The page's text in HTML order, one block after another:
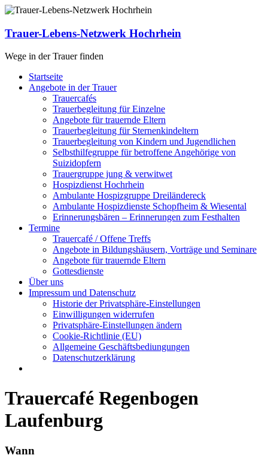
Zum
springen
Trauer-Lebens-Netzwerk Hochrhein
Wege in der Trauer finden
Menü
Startseite
Angebote in der Trauer
Trauercafés
Trauerbegleitung für Einzelne
Angebote für trauernde Eltern
Trauerbegleitung für Sternenkindeltern
Trauerbegleitung von Kindern und Jugendlichen
Selbsthilfegruppe für betroffene Angehörige von
Suizidopfern
Trauergruppe jung & verwitwet
Hospizdienst Hochrhein
Ambulante Hospizgruppe Dreiländereck
Ambulante Hospizdienste Schopfheim & Wiesental
Erinnerungsbären – Erinnerungen zum Festhalten
Termine
Trauercafé / Offene Treffs
Angebote in Bildungshäusern, Vorträge und Seminare
Angebote für trauernde Eltern
Gottesdienste
Über uns
Impressum und Datenschutz
Historie der Privatsphäre-Einstellungen
Einwilligungen widerrufen
Privatsphäre-Einstellungen ändern
Cookie-Richtlinie (EU)
Allgemeine Geschäftsbediungungen
Datenschutzerklärung
Trauercafé Regenbogen
Laufenburg
Wann